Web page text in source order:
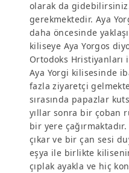
olarak da
gerekmektedir. Aya
daha öncesinde
kiliseye Aya Yorgos
Ortodoks
Aya Yorgi kilisesinde
fazla ziyaretçi
sırasında papazlar
yıllar sonra bir çoban
bir yere
çıkar ve bir çan sesi
eşya ile birlikte
çıplak ayakla ve hiç